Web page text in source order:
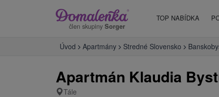
člen skupiny Sorger
TOP NABÍDKA
Úvod Apartmány Stredné Slovensko
Apartmán Klaudia
Tále